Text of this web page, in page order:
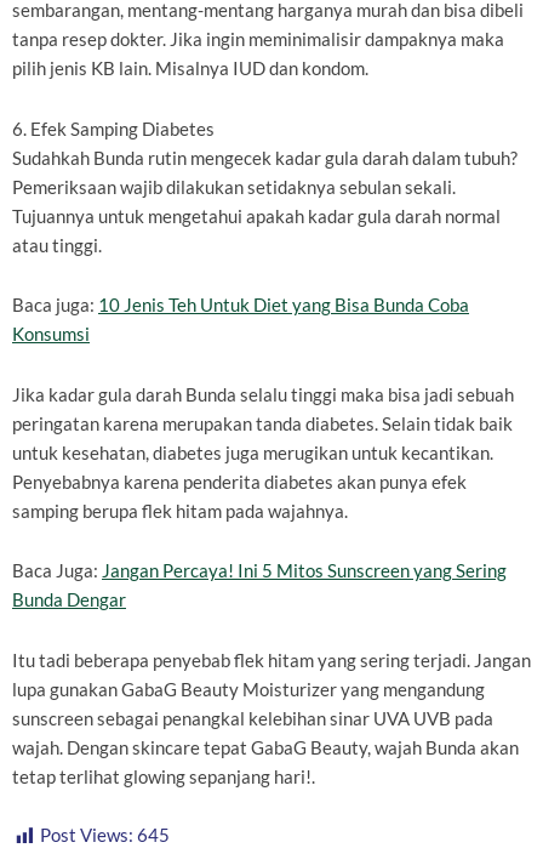
sembarangan, mentang-mentang harganya murah dan bisa dibeli
tanpa resep dokter. Jika ingin meminimalisir dampaknya maka
pilih jenis KB lain. Misalnya IUD dan kondom.
6. Efek Samping Diabetes
Sudahkah Bunda rutin mengecek kadar gula darah dalam tubuh?
Pemeriksaan wajib dilakukan setidaknya sebulan sekali.
Tujuannya untuk mengetahui apakah kadar gula darah normal
atau tinggi.
Baca juga: 10 Jenis Teh Untuk Diet yang Bisa Bunda Coba
Konsumsi
Jika kadar gula darah Bunda selalu tinggi maka bisa jadi sebuah
peringatan karena merupakan tanda diabetes. Selain tidak baik
untuk kesehatan, diabetes juga merugikan untuk kecantikan.
Penyebabnya karena penderita diabetes akan punya efek
samping berupa flek hitam pada wajahnya.
Baca Juga: Jangan Percaya! Ini 5 Mitos Sunscreen yang Sering
Bunda Dengar
Itu tadi beberapa penyebab flek hitam yang sering terjadi. Jangan
lupa gunakan GabaG Beauty Moisturizer yang mengandung
sunscreen sebagai penangkal kelebihan sinar UVA UVB pada
wajah. Dengan skincare tepat GabaG Beauty, wajah Bunda akan
tetap terlihat glowing sepanjang hari!.
Post Views: 645